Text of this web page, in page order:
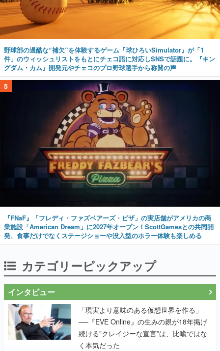
野球部の過酷な“補欠”を体験するゲーム『球ひろいSimulator』が「1
件」のウィッシュリストをもとにチェコ語に対応しSNSで話題に。『キン
グダム・カム』開発元やチェコのプロ野球選手から称賛の声
5
『FNaF』「フレディ・ファズベアーズ・ピザ」の実店舗がアメリカの商
業施設「American Dream」に2027年オープン！ScottGamesとの共同開
発、食事だけでなくステージショーや没入型のホラー体験も楽しめる
カテゴリーピックアップ
インタビュー
「現実より意味のある仮想世界を作る」
──『EVE Online』の生みの親が18年掲げ
続ける”クレイジーな宣言”は、比喩ではな
く本気だった